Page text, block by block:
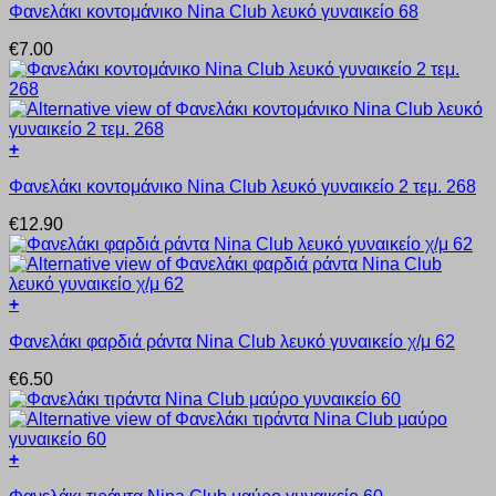
το
έχει
πολλαπλές
παραλλαγές.
Οι
επιλογές
μπορούν
επιλεγούν
σελίδα
του
προϊόντος
Φανελάκι κοντομάνικο Nina Club λευκό γυναικείο 68
€7.00
+
το
έχει
πολλαπλές
παραλλαγές.
Οι
επιλογές
να
στη
σελίδα
του
προϊόντος
Φανελάκι κοντομάνικο Nina Club λευκό γυναικείο 2 τεμ. 268
€12.90
+
το
έχει
πολλαπλές
παραλλαγές.
Οι
επιλογές
Φανελάκι φαρδιά ράντα Nina Club λευκό γυναικείο χ/μ 62
€6.50
+